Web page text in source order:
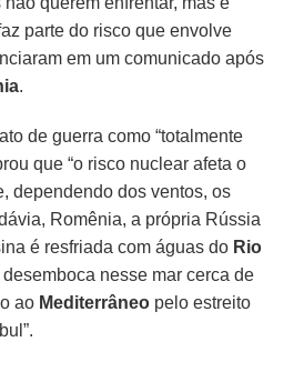
parte do risco que envolve
em um comunicado após
.
de guerra como “totalmente
que “o risco nuclear afeta o
dependendo dos ventos, os
Romênia, a própria Rússia
é resfriada com águas do Rio
nesse mar cerca de
ao Mediterrâneo pelo estreito